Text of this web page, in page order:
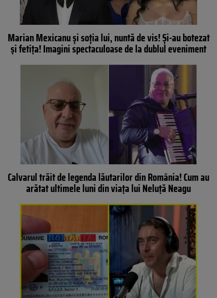
Marian Mexicanu și soția lui, nuntă de vis! Și-au botezat
și fetița! Imagini spectaculoase de la dublul eveniment
Calvarul trăit de legenda lăutarilor din România! Cum au
arătat ultimele luni din viața lui Neluță Neagu